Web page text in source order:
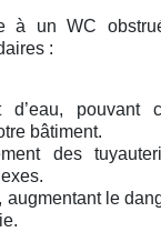
à un WC
:
d’eau, pouvant
bâtiment.
des
augmentant le